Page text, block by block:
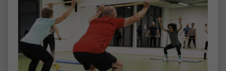
und nutzt dazu den DoubleClick des
Google Tag Manager, um die gezielte
Anzeigenplatzierung zu vereinfachen.